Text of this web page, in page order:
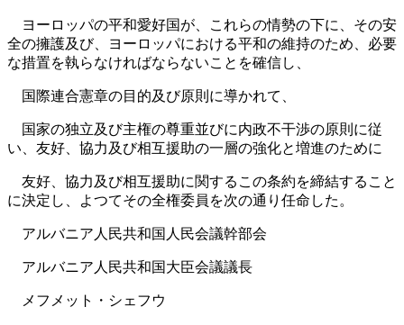
ヨーロッパの平和愛好国が、これらの情勢の下に、その安
全の擁護及び、ヨーロッパにおける平和の維持のため、必要
な措置を執らなければならないことを確信し、
国際連合憲章の目的及び原則に導かれて、
国家の独立及び主権の尊重並びに内政不干渉の原則に従
い、友好、協力及び相互援助の一層の強化と増進のために
友好、協力及び相互援助に関するこの条約を締結すること
に決定し、よつてその全権委員を次の通り任命した。
アルバニア人民共和国人民会議幹部会
アルバニア人民共和国大臣会議議長
メフメット・シェフウ